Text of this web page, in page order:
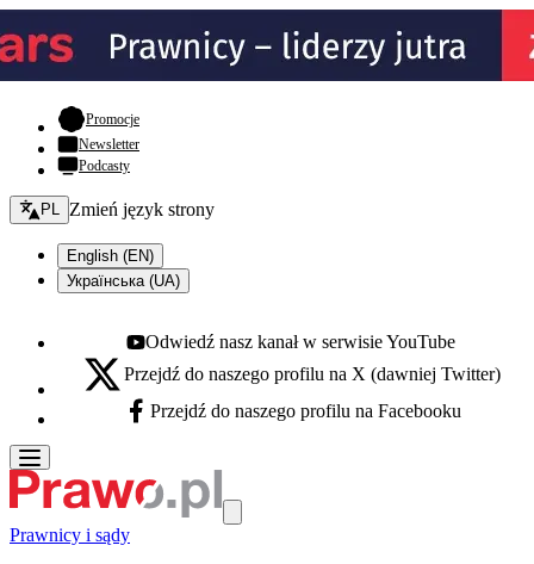
Promocje- otwiera się w nowej karcie
Newsletter
Podcasty
Zmień język - bieżący:
PL Zmień język strony
English (EN)
Українська (UA)
Youtube - otwiera się w nowej karcie
Odwiedź nasz kanał w serwisie YouTube
X - otwiera się w nowej karcie
Przejdź do naszego profilu na X (dawniej Twitter)
Facebook - otwiera się w nowej karcie
Przejdź do naszego profilu na Facebooku
Prawnicy i sądy